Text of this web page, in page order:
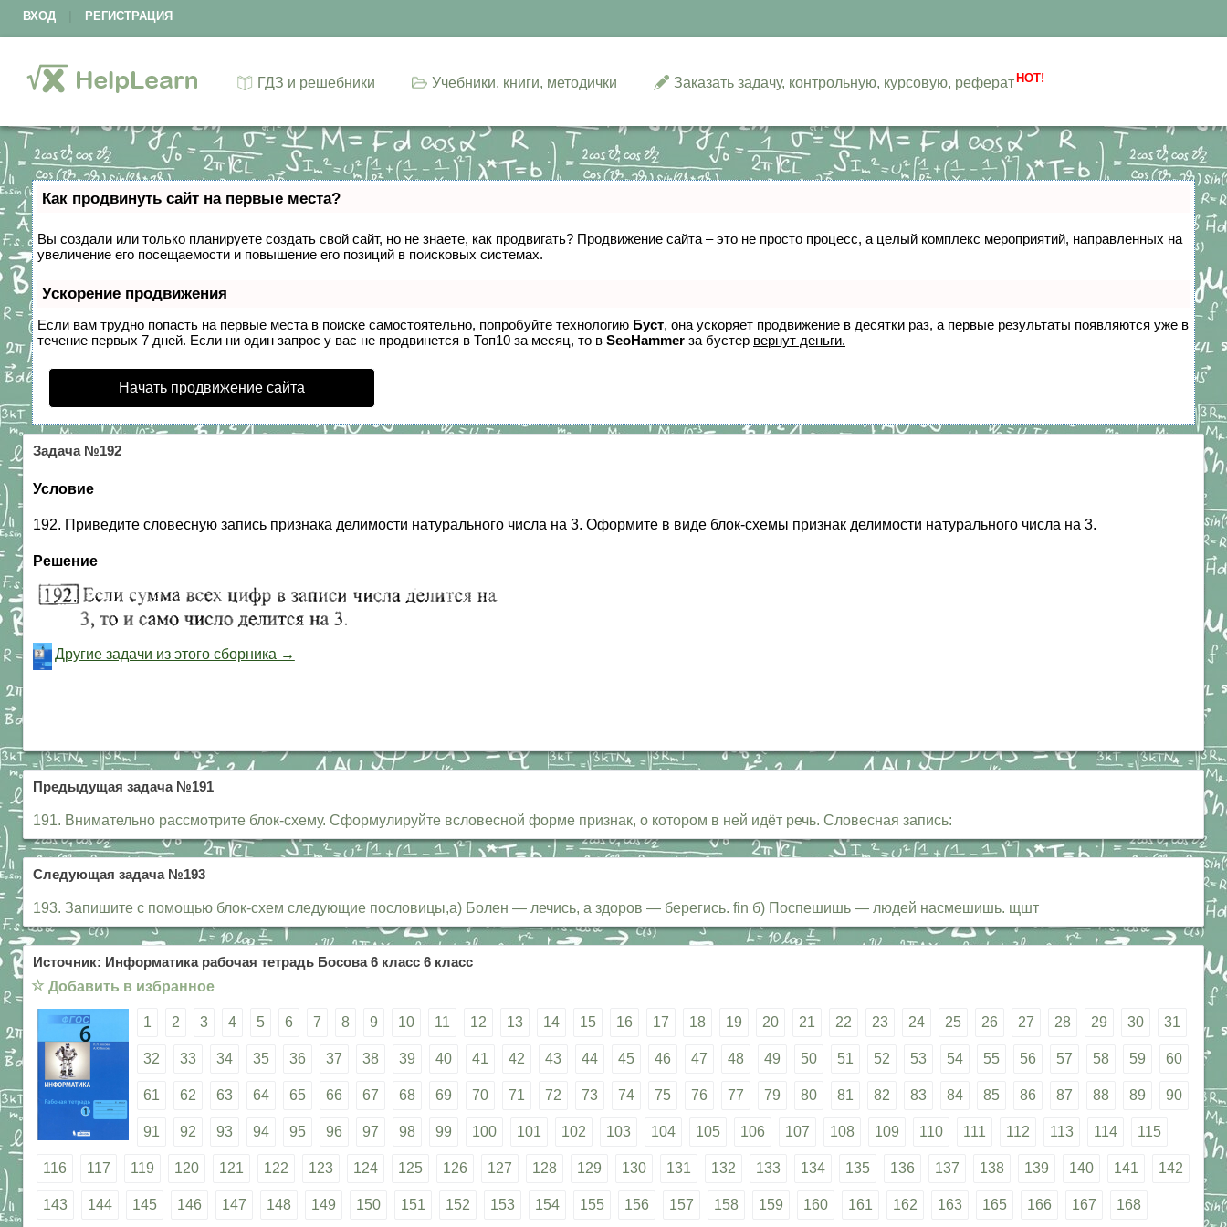
ВХОД РЕГИСТРАЦИЯ
ГДЗ и решебники Учебники, книги, методички Заказать задачу, контрольную, курсовую, реферат HOT!
Как продвинуть сайт на первые места?
Вы создали или только планируете создать свой сайт, но не знаете, как продвигать? Продвижение сайта – это не просто процесс, а целый комплекс мероприятий, направленных на
увеличение его посещаемости и повышение его позиций в поисковых системах.
Ускорение продвижения
Если вам трудно попасть на первые места в поиске самостоятельно, попробуйте технологию Буст, она ускоряет продвижение в десятки раз, а первые результаты появляются уже в
течение первых 7 дней. Если ни один запрос у вас не продвинется в Топ10 за месяц, то в SeoHammer за бустер вернут деньги.
Начать продвижение сайта
Задача №192
Условие
192. Приведите словесную запись признака делимости натурального числа на 3. Оформите в виде блок-схемы признак делимости натурального числа на 3.
Решение
Другие задачи из этого сборника →
Предыдущая задача №191
191. Внимательно рассмотрите блок-схему. Сформулируйте всловесной форме признак, о котором в ней идёт речь. Словесная запись:
Следующая задача №193
193. Запишите с помощью блок-схем следующие пословицы,а) Болен — лечись, а здоров — берегись. fin б) Поспешишь — людей насмешишь. щшт
Источник: Информатика рабочая тетрадь Босова 6 класс 6 класс
☆ Добавить в избранное
1 2 3 4 5 6 7 8 9 10 11 12 13 14 15 16 17 18 19 20 21 22 23 24 25 26 27 28 29 30 31
32 33 34 35 36 37 38 39 40 41 42 43 44 45 46 47 48 49 50 51 52 53 54 55 56 57 58 59 60
61 62 63 64 65 66 67 68 69 70 71 72 73 74 75 76 77 79 80 81 82 83 84 85 86 87 88 89 90
91 92 93 94 95 96 97 98 99 100 101 102 103 104 105 106 107 108 109 110 111 112 113 114 115
116 117 119 120 121 122 123 124 125 126 127 128 129 130 131 132 133 134 135 136 137 138 139 140 141 142
143 144 145 146 147 148 149 150 151 152 153 154 155 156 157 158 159 160 161 162 163 165 166 167 168